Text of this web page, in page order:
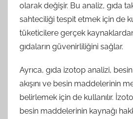
olarak değişir. Bu analiz, gıda
sahteciliği tespit etmek için de
tüketicilere gerçek
gıdaların güvenirliliğini sağlar.
Ayrıca, gıda izotop analizi,
akışını ve besin maddelerinin
belirlemek için de kullanılır.
besin maddelerinin kaynağı